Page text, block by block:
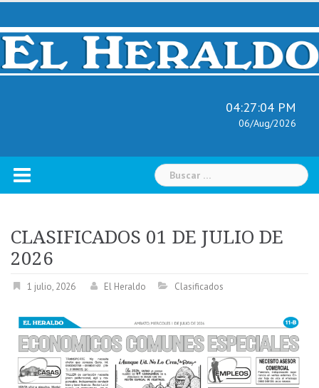
Skip
content
04:27:05 PM
06/Aug/2026
Buscar:
CLASIFICADOS 01 DE JULIO DE
2026
1 julio, 2026 El Heraldo Clasificados